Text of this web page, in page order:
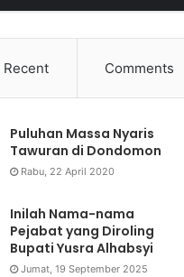
Recent Comments
Puluhan Massa Nyaris
Tawuran di Dondomon
Rabu, 22 April 2020
Inilah Nama-nama
Pejabat yang Diroling
Bupati Yusra Alhabsyi
Jumat, 19 September 2025